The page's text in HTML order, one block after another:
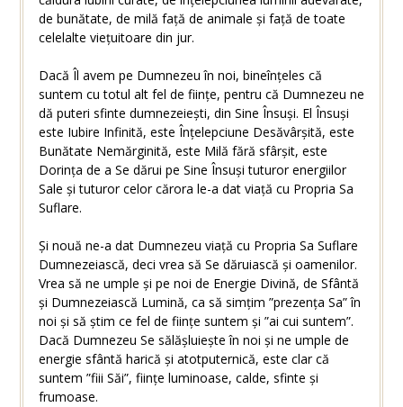
de bunătate, de milă față de animale și față de toate
celelalte viețuitoare din jur.
Dacă Îl avem pe Dumnezeu în noi, bineînțeles că
suntem cu totul alt fel de ființe, pentru că Dumnezeu ne
dă puteri sfinte dumnezeiești, din Sine Însuși. El Însuși
este Iubire Infinită, este Înțelepciune Desăvârșită, este
Bunătate Nemărginită, este Milă fără sfârșit, este
Dorința de a Se dărui pe Sine Însuși tuturor energiilor
Sale și tuturor celor cărora le-a dat viață cu Propria Sa
Suflare.
Și nouă ne-a dat Dumnezeu viață cu Propria Sa Suflare
Dumnezeiască, deci vrea să Se dăruiască și oamenilor.
Vrea să ne umple și pe noi de Energie Divină, de Sfântă
și Dumnezeiască Lumină, ca să simțim ”prezența Sa” în
noi și să știm ce fel de ființe suntem și ”ai cui suntem”.
Dacă Dumnezeu Se sălășluiește în noi și ne umple de
energie sfântă harică și atotputernică, este clar că
suntem ”fiii Săi”, ființe luminoase, calde, sfinte și
frumoase.